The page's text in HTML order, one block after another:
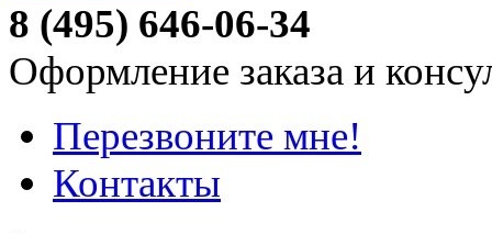
8 (495) 646-06-34
Оформление заказа и
Перезвоните мне!
Контакты